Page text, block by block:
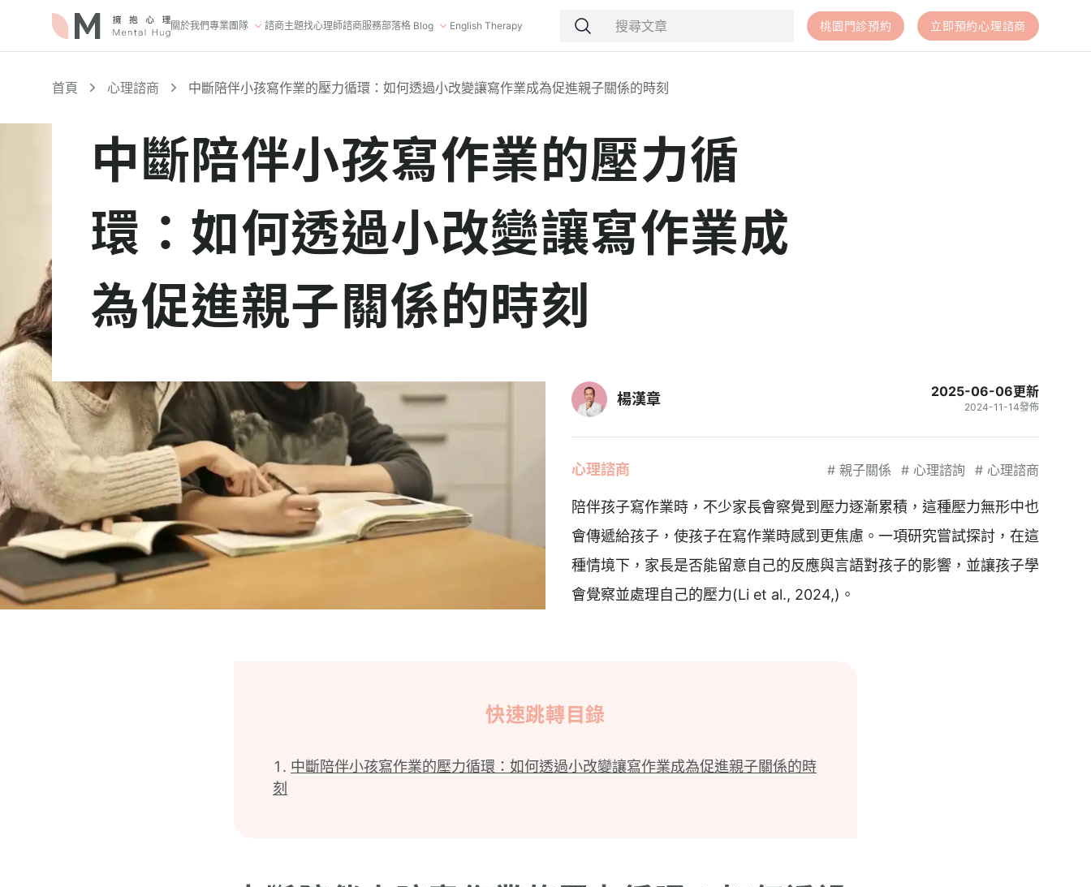
關於我們專業團隊 諮商主題找心理師諮商服務部落格 Blog English Therapy 桃園門診預約 立即預約心理諮商
首頁 心理諮商 中斷陪伴小孩寫作業的壓力循環：如何透過小改變讓寫作業成為促進親子關係的時刻
中斷陪伴小孩寫作業的壓力循
環：如何透過小改變讓寫作業成
為促進親子關係的時刻
楊漢章 2025-06-06更新
2024-11-14發佈
心理諮商 # 親子關係 # 心理諮詢 # 心理諮商
陪伴孩子寫作業時，不少家長會察覺到壓力逐漸累積，這種壓力無形中也
會傳遞給孩子，使孩子在寫作業時感到更焦慮。一項研究嘗試探討，在這
種情境下，家長是否能留意自己的反應與言語對孩子的影響，並讓孩子學
會覺察並處理自己的壓力(Li et al., 2024,)。
快速跳轉目錄
中斷陪伴小孩寫作業的壓力循環：如何透過小改變讓寫作業成為促進親子關係的時
刻